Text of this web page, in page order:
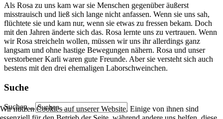
Als Rosa zu uns kam war sie Menschen gegenüber äußerst
misstrauisch und ließ sich lange nicht anfassen. Wenn sie uns sah,
flüchtete sie und kam nur, wenn sie etwas zu fressen bekam. Doch
mit den Jahren änderte sich das. Rosa lernte uns zu vertrauen. Wenn
wir Rosa streicheln wollen, müssen wir uns ihr allerdings ganz
langsam und ohne hastige Bewegungen nähern. Rosa und unser
verstorbener Karli waren gute Freunde. Aber sie versteht sich auch
bestens mit den drei ehemaligen Laborschweinchen.
Suche
Suchen ...
Wir nutzen Cookies auf unserer Website. Einige von ihnen sind